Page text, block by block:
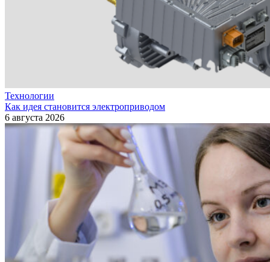
Технологии
Как идея становится электроприводом
6 августа 2026